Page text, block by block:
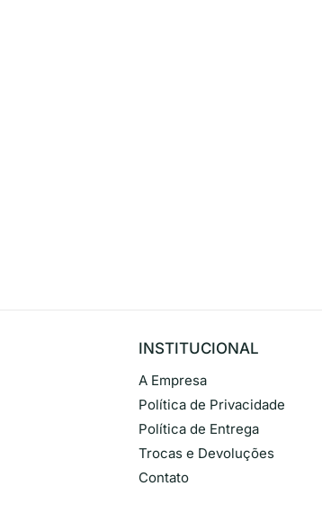
INSTITUCIONAL
A Empresa
Política de Privacidade
Política de Entrega
Trocas e Devoluções
Contato